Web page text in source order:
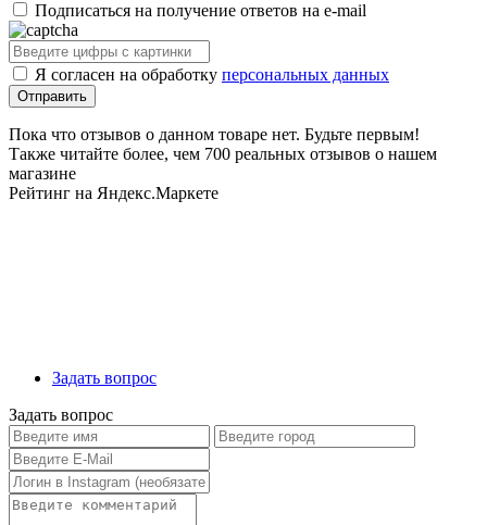
Подписаться на получение ответов на e-mail
Я согласен на обработку персональных данных
Пока что отзывов о данном товаре нет. Будьте первым!
Также читайте более, чем 700 реальных отзывов о нашем
магазине
Рейтинг на Яндекс.Маркете
Задать вопрос
Задать вопрос